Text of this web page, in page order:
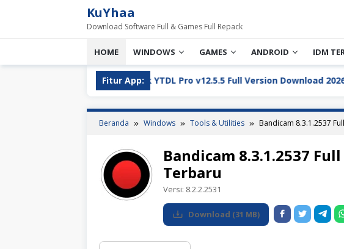
KuYhaa
Download Software Full & Games Full Repack
HOME WINDOWS GAMES ANDROID IDM
Fitur App:
YT Greek YTDL Pro v12.5.5 Full Version Download 2026
Beranda Windows Tools & Utilities Bandicam 8.3.1.2537
Bandicam 8.3.1.2537
Terbaru
Versi: 8.2.2.2531
Download (31 MB)